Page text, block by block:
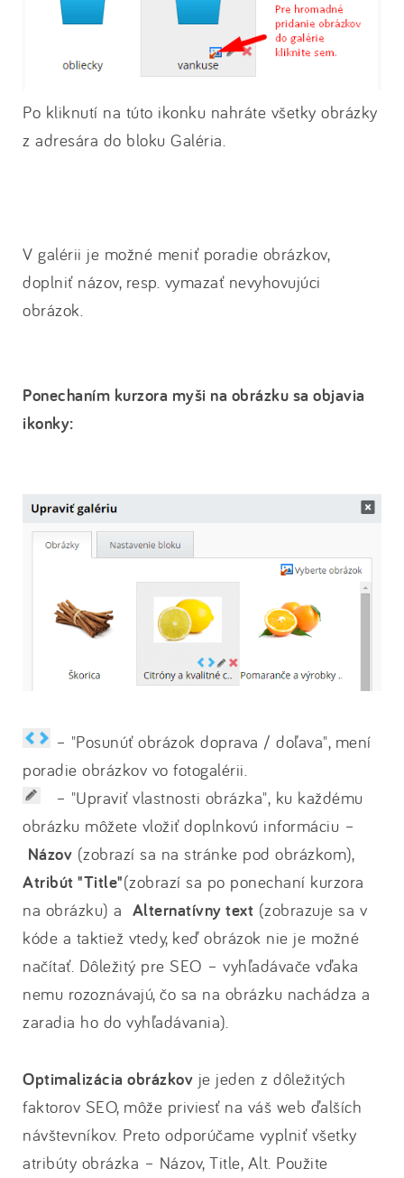
Po kliknutí na túto ikonku nahráte všetky obrázky
z adresára do bloku Galéria.
V galérii je možné meniť poradie obrázkov,
doplniť názov, resp. vymazať nevyhovujúci
obrázok.
Ponechaním kurzora myši na obrázku sa objavia
ikonky:
– "Posunúť obrázok doprava / doľava", mení
poradie obrázkov vo fotogalérii.
– "Upraviť vlastnosti obrázka", ku každému
obrázku môžete vložiť doplnkovú informáciu –
Názov (zobrazí sa na stránke pod obrázkom),
Atribút "Title"(zobrazí sa po ponechaní kurzora
na obrázku) a Alternatívny text (zobrazuje sa v
kóde a taktiež vtedy, keď obrázok nie je možné
načítať. Dôležitý pre SEO – vyhľadávače vďaka
nemu rozoznávajú, čo sa na obrázku nachádza a
zaradia ho do vyhľadávania).
Optimalizácia obrázkov je jeden z dôležitých
faktorov SEO, môže priviesť na váš web ďalších
návštevníkov. Preto odporúčame vyplniť všetky
atribúty obrázka – Názov, Title, Alt. Použite